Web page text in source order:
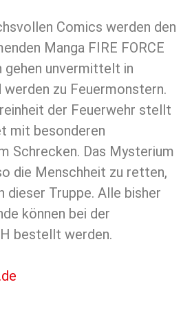
Comics werden den
Manga FIRE FORCE
gehen unvermittelt in
werden zu Feuermonstern.
der Feuerwehr stellt
mit besonderen
Schrecken. Das Mysterium
die Menschheit zu retten,
dieser Truppe. Alle bisher
können bei der
bestellt werden.